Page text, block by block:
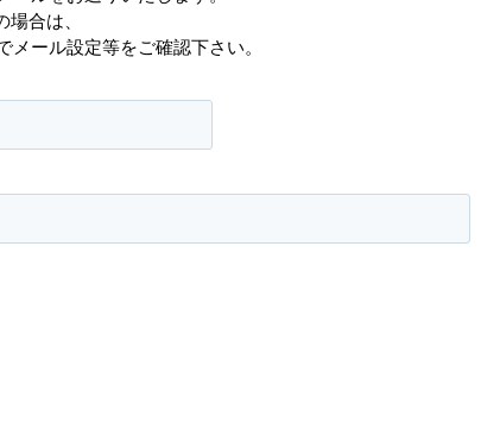
合は、
ール設定等をご確認下さい。